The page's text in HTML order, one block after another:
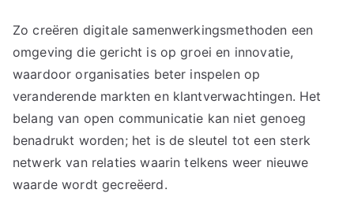
Zo creëren digitale samenwerkingsmethoden een
omgeving die gericht is op groei en innovatie,
waardoor organisaties beter inspelen op
veranderende markten en klantverwachtingen. Het
belang van open communicatie kan niet genoeg
benadrukt worden; het is de sleutel tot een sterk
netwerk van relaties waarin telkens weer nieuwe
waarde wordt gecreëerd.